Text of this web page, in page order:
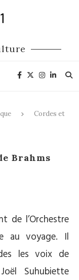
Cordes et
Brahms
de l’Orchestre
au voyage. Il
les voix de
Suhubiette